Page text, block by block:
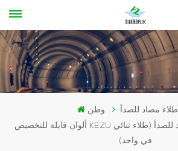
وطن
طلاء مضاد للصدأ
ألوان قابلة للتخصيص KEZU طلاء معدني مائي مضاد للصدأ (طلاء ثنائي
في واحد)